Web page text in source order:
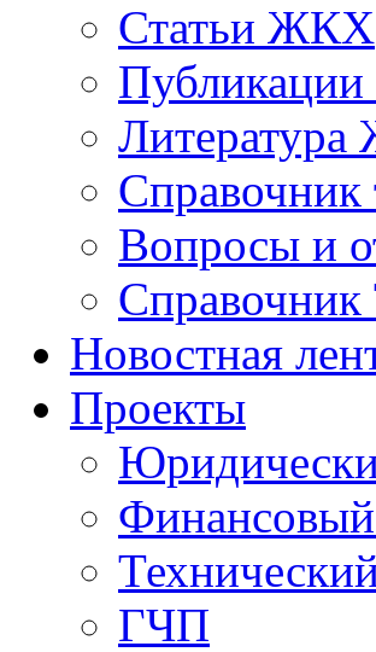
Статьи ЖКХ
Публикации
Справочник
Вопросы и
Новостная
Проекты
Финансовый
ГЧП